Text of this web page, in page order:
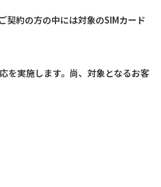
約の方の中には対象のSIMカード
を実施します。尚、対象となるお客